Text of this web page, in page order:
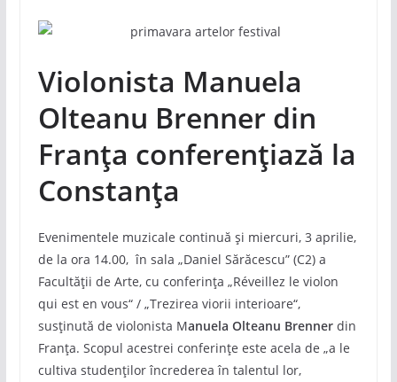
Violonista Manuela
Olteanu Brenner din
Franța conferențiază la
Constanța
Evenimentele muzicale continuă și miercuri, 3 aprilie,
de la ora 14.00, în sala „Daniel Sărăcescu” (C2) a
Facultății de Arte, cu conferința „Réveillez le violon
qui est en vous“ / „Trezirea viorii interioare“,
susținută de violonista Manuela Olteanu Brenner din
Franța. Scopul acestrei conferințe este acela de „a le
cultiva studenților încrederea în talentul lor,